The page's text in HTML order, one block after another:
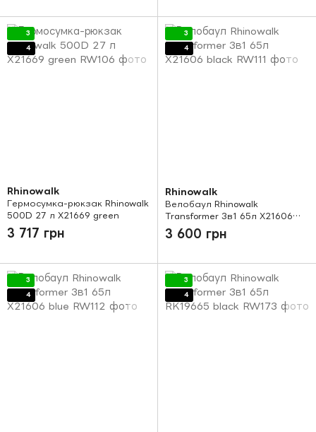
3
4
Rhinowalk
Гермосумка-рюкзак Rhinowalk
500D 27 л X21669 green
3 717 грн
3
4
Rhinowalk
Велобаул Rhinowalk
Transformer 3в1 65л X21606
black
3 600 грн
3
4
3
4